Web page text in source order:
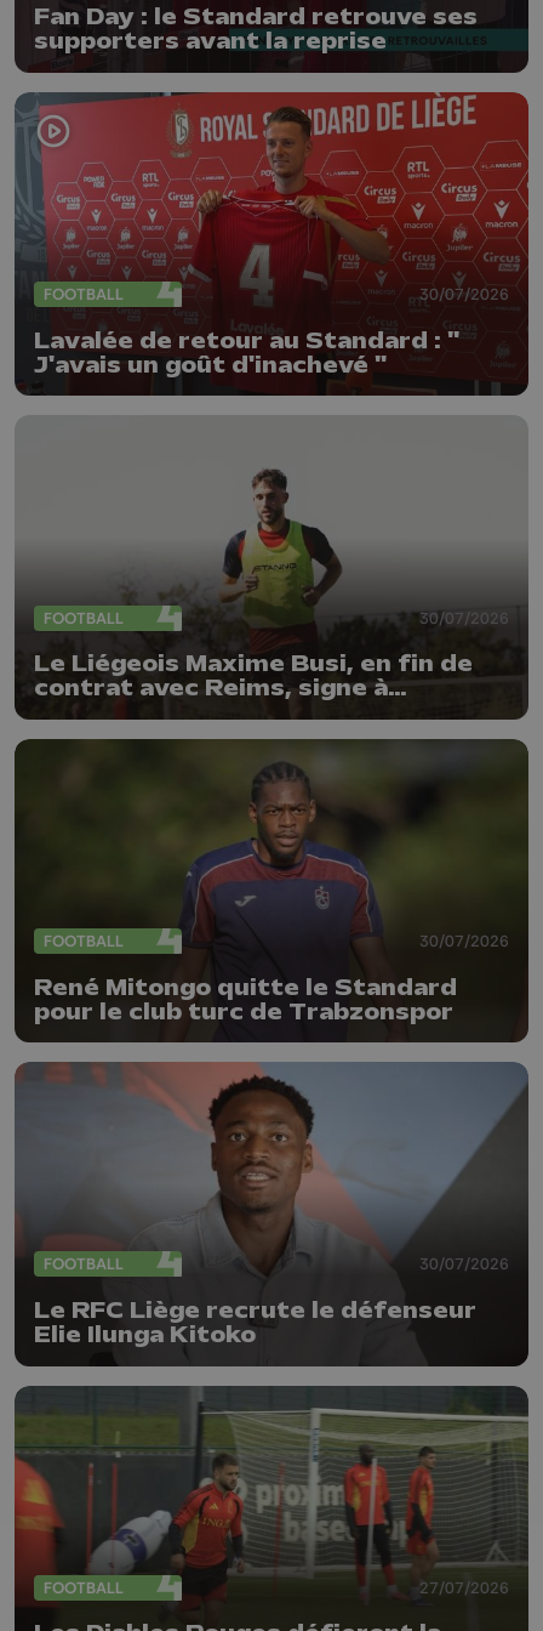
Fan Day : le Standard retrouve ses
supporters avant la reprise
FOOTBALL 30/07/2026
Lavalée de retour au Standard : "
J'avais un goût d'inachevé "
FOOTBALL 30/07/2026
Le Liégeois Maxime Busi, en fin de
contrat avec Reims, signe à
FOOTBALL 30/07/2026
René Mitongo quitte le Standard
pour le club turc de Trabzonspor
FOOTBALL 30/07/2026
Le RFC Liège recrute le défenseur
Elie Ilunga Kitoko
FOOTBALL 27/07/2026